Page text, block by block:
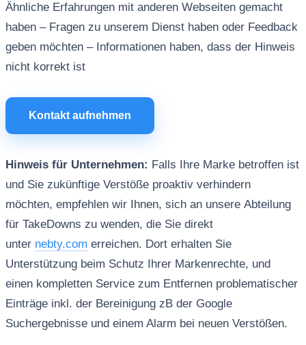
Ähnliche Erfahrungen mit anderen Webseiten gemacht
haben – Fragen zu unserem Dienst haben oder Feedback
geben möchten – Informationen haben, dass der Hinweis
nicht korrekt ist
Kontakt aufnehmen
Hinweis für Unternehmen: Falls Ihre Marke betroffen ist
und Sie zukünftige Verstöße proaktiv verhindern
möchten, empfehlen wir Ihnen, sich an unsere Abteilung
für TakeDowns zu wenden, die Sie direkt
unter nebty.com erreichen. Dort erhalten Sie
Unterstützung beim Schutz Ihrer Markenrechte, und
einen kompletten Service zum Entfernen problematischer
Einträge inkl. der Bereinigung zB der Google
Suchergebnisse und einem Alarm bei neuen Verstößen.